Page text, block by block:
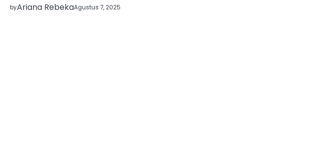
byAriana RebekaAgustus 7, 2025